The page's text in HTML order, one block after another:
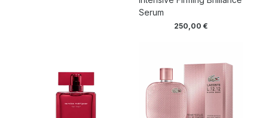
Serum
250,00 €